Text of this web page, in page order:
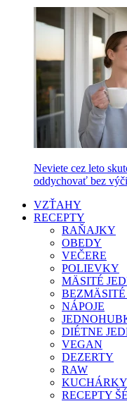
Neviete cez leto
oddychovať bez
VZŤAHY
RECEPTY
RAŇAJKY
OBEDY
VEČERE
POLIEVKY
MÄSITÉ
NÁPOJE
DIÉTNE
VEGAN
DEZERTY
RAW
KUCHÁRKY
RECEPTY